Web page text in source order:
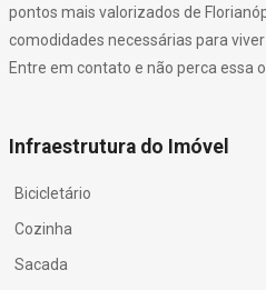
pontos mais valorizados de
comodidades necessárias para
Entre em contato e não perca essa
Infraestrutura do Imóvel
Bicicletário
Cozinha
Sacada